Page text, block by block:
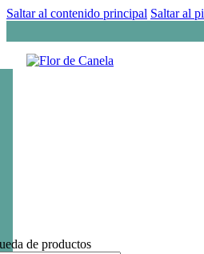
Saltar al contenido principal Saltar al
de productos